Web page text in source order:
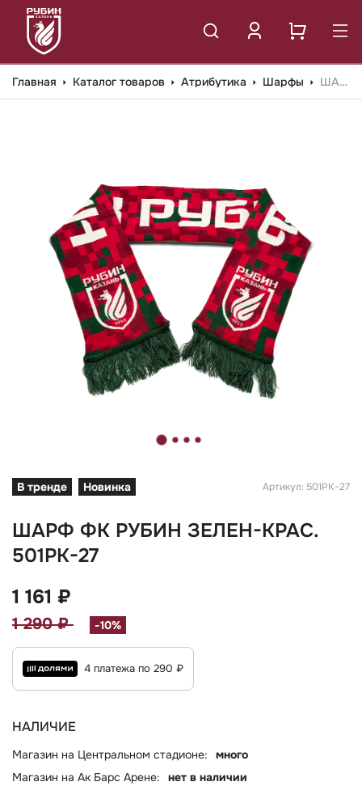
Главная Каталог товаров Атрибутика Шарфы ШАРФ ФК РУБИН ЗЕЛЕН-КРАС. 501РК-27
В тренде Новинка Артикул: 501РК-27
ШАРФ ФК РУБИН ЗЕЛЕН-КРАС.
501РК-27
1 161 ₽
1 290 ₽ -10%
4 платежа по 290 ₽
НАЛИЧИЕ
Магазин на Центральном стадионе:
много
Магазин на Ак Барс Арене:
нет в наличии